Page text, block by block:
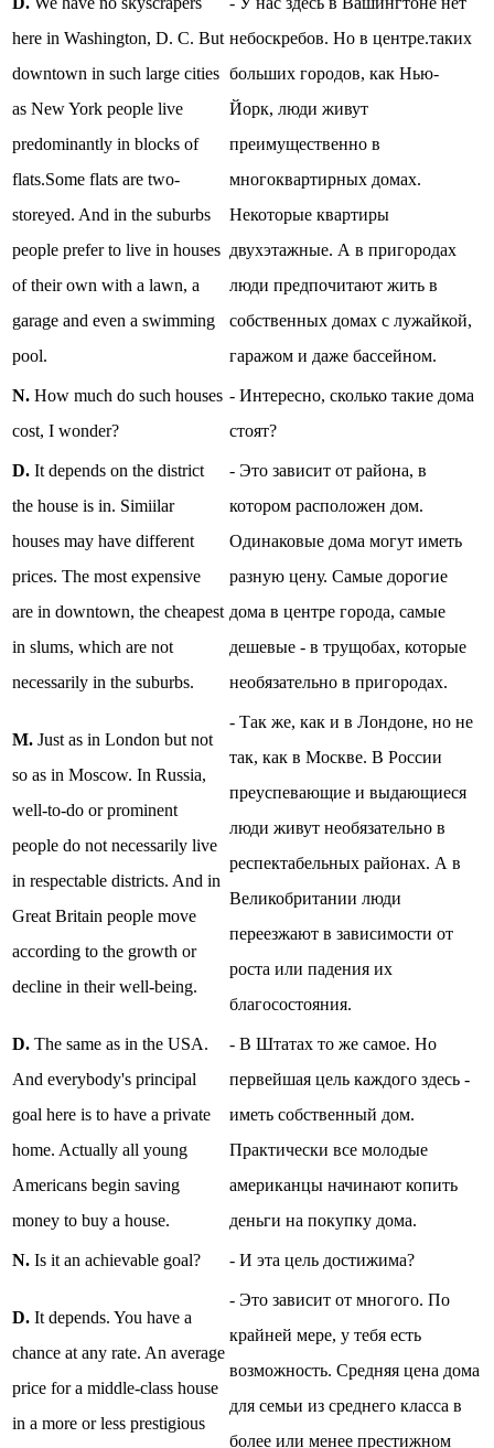
here in Washington, D. C. But
downtown in such large cities
as New York people live
predominantly in blocks of
flats.Some flats are two-
storeyed. And in the suburbs
people prefer to live in houses
of their own with a lawn, a
garage and even a swimming
pool.
небоскребов. Но в центре.таких
больших городов, как Нью-
Йорк, люди живут
преимущественно в
многоквартирных домах.
Некоторые квартиры
двухэтажные. А в пригородах
люди предпочитают жить в
собственных домах с лужайкой,
гаражом и даже бассейном.
N. How much do such houses
cost, I wonder?
- Интересно, сколько такие дома
стоят?
D. It depends on the district
the house is in. Simiilar
houses may have different
prices. The most expensive
are in downtown, the cheapest
in slums, which are not
necessarily in the suburbs.
- Это зависит от района, в
котором расположен дом.
Одинаковые дома могут иметь
разную цену. Самые дорогие
дома в центре города, самые
дешевые - в трущобах, которые
необязательно в пригородах.
M. Just as in London but not
so as in Moscow. In Russia,
well-to-do or prominent
people do not necessarily live
in respectable districts. And in
Great Britain people move
according to the growth or
decline in their well-being.
- Так же, как и в Лондоне, но не
так, как в Москве. В России
преуспевающие и выдающиеся
люди живут необязательно в
респектабельных районах. А в
Великобритании люди
переезжают в зависимости от
роста или падения их
благосостояния.
D. The same as in the USA.
And everybody's principal
goal here is to have a private
home. Actually all young
Americans begin saving
money to buy a house.
- В Штатах то же самое. Но
первейшая цель каждого здесь -
иметь собственный дом.
Практически все молодые
американцы начинают копить
деньги на покупку дома.
N. Is it an achievable goal? - И эта цель достижима?
D. It depends. You have a
chance at any rate. An average
price for a middle-class house
in a more or less prestigious
- Это зависит от многого. По
крайней мере, у тебя есть
возможность. Средняя цена дома
для семьи из среднего класса в
более или менее престижном